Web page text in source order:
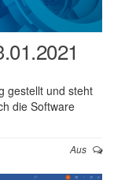
gestellt und steht
die Software
Aus